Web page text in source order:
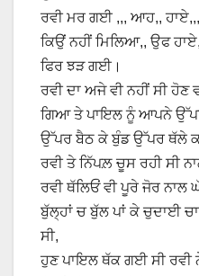
ਰਵੀ ਮਰ ਗਈ ,,, ਆਹ,,
ਕਿਉਂ ਨਹੀਂ ਮਿਲਿਆ,, ਉਫ
ਫਿਰ ਝੜ ਗਈ।
ਰਵੀ ਦਾ ਅਜੇ ਵੀ ਨਹੀਂ ਸੀ ਹੋਣ
ਗਿਆ ਤੇ ਪਾਇਲ ਨੂੰ ਆਪਨੇ
ਉੱਪਰ ਬੈਠ ਕੇ ਬੁੰਡ ਉੱਪਰ ਥੱਲੇ
ਰਵੀ ਤੇ ਨਿੱਪਲ਼ ਚੂਸ ਰਹੀ ਸੀ
ਰਵੀ ਥੱਲਿਓਂ ਵੀ ਪੂਰੇ ਜੋਰ ਨਾਲ
ਬੁੱਲ੍ਹਾਂ ਚ ਬੁੱਲ ਪਾਂ ਕੇ ਚੁਦਾਈ
ਸੀ,
ਹੁਣ ਪਾਇਲ ਥੱਕ ਗਈ ਸੀ ਰਵੀ